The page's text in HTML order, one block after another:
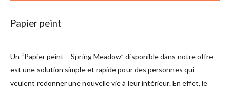
Papier peint
Un “Papier peint – Spring Meadow” disponible dans notre offre
est une solution simple et rapide pour des personnes qui
veulent redonner une nouvelle vie à leur intérieur. En effet, le